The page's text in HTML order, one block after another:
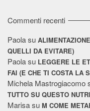
Commenti recenti
Paolasu
QUELLI DA EVITARE)
Paolasu LEGGERE LE
FAI (E CHE TI COSTA LA
Michela Mastrogiacomo
TUTTO SU QUESTO
Marisasu M COME